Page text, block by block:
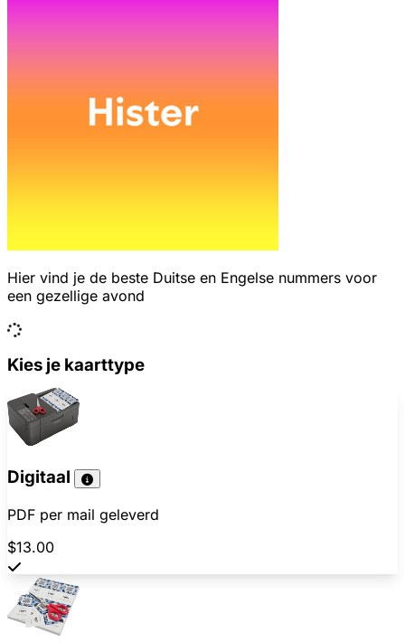
Hier vind je de beste Duitse en Engelse nummers voor
een gezellige avond
Kies je kaarttype
Digitaal
PDF per mail geleverd
$13.00